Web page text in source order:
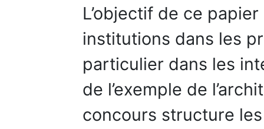
L’objectif de ce
institutions dans les
particulier dans les
de l’exemple de
concours structure